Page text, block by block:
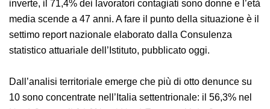
generi si inverte, il 71,4% dei lavoratori contagiati sono
donne e l’età media scende a 47 anni. A fare il punto
della situazione è il settimo report nazionale elaborato
dalla Consulenza statistico attuariale dell’Istituto,
Dall’analisi territoriale emerge che più di otto denunce